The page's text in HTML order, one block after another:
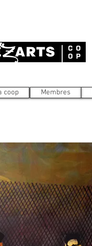
coop Membres